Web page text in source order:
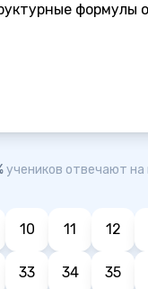
формулы
учеников отвечают на
10 11 12
33 34 35